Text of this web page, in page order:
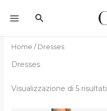
Cerca
Home / Dresses
Dresses
Visualizzazione di 5 risultati